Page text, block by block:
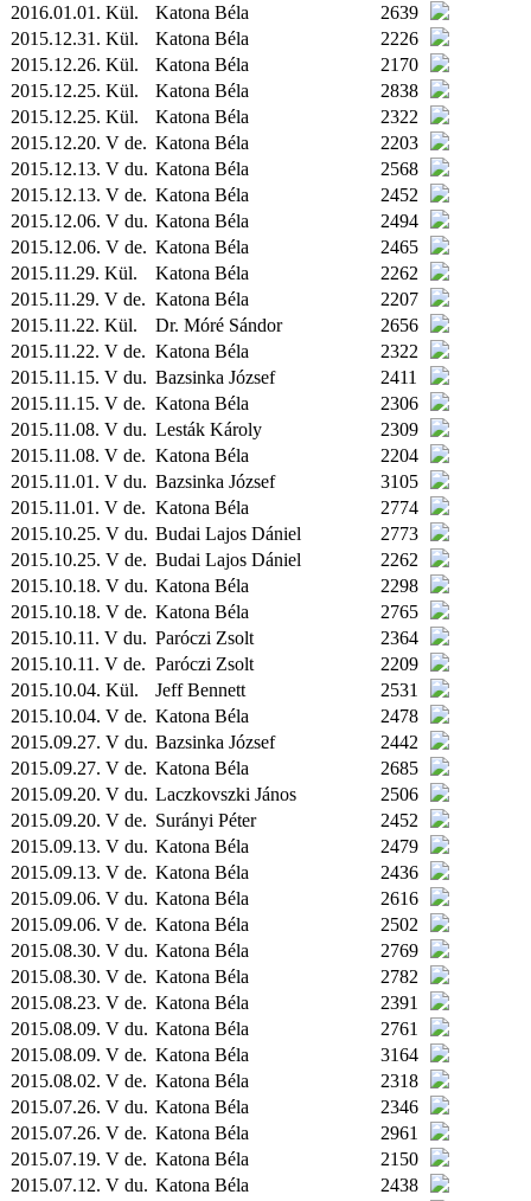
2016.01.01. Kül. Katona Béla
2639
2015.12.31. Kül. Katona Béla
2226
2015.12.26. Kül. Katona Béla
2170
2015.12.25. Kül. Katona Béla
2838
2015.12.25. Kül. Katona Béla
2322
2015.12.20. V de. Katona Béla
2203
2015.12.13. V du. Katona Béla
2568
2015.12.13. V de. Katona Béla
2452
2015.12.06. V du. Katona Béla
2494
2015.12.06. V de. Katona Béla
2465
2015.11.29. Kül. Katona Béla
2262
2015.11.29. V de. Katona Béla
2207
2015.11.22. Kül. Dr. Móré Sándor
2656
2015.11.22. V de. Katona Béla
2322
2015.11.15. V du. Bazsinka József
2411
2015.11.15. V de. Katona Béla
2306
2015.11.08. V du. Lesták Károly
2309
2015.11.08. V de. Katona Béla
2204
2015.11.01. V du. Bazsinka József
3105
2015.11.01. V de. Katona Béla
2774
2015.10.25. V du. Budai Lajos Dániel
2773
2015.10.25. V de. Budai Lajos Dániel
2262
2015.10.18. V du. Katona Béla
2298
2015.10.18. V de. Katona Béla
2765
2015.10.11. V du. Paróczi Zsolt
2364
2015.10.11. V de. Paróczi Zsolt
2209
2015.10.04. Kül. Jeff Bennett
2531
2015.10.04. V de. Katona Béla
2478
2015.09.27. V du. Bazsinka József
2442
2015.09.27. V de. Katona Béla
2685
2015.09.20. V du. Laczkovszki János
2506
2015.09.20. V de. Surányi Péter
2452
2015.09.13. V du. Katona Béla
2479
2015.09.13. V de. Katona Béla
2436
2015.09.06. V du. Katona Béla
2616
2015.09.06. V de. Katona Béla
2502
2015.08.30. V du. Katona Béla
2769
2015.08.30. V de. Katona Béla
2782
2015.08.23. V de. Katona Béla
2391
2015.08.09. V du. Katona Béla
2761
2015.08.09. V de. Katona Béla
3164
2015.08.02. V de. Katona Béla
2318
2015.07.26. V du. Katona Béla
2346
2015.07.26. V de. Katona Béla
2961
2015.07.19. V de. Katona Béla
2150
2015.07.12. V du. Katona Béla
2438